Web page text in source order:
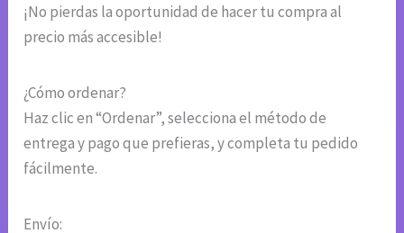
¡No pierdas la oportunidad de hacer tu compra al
precio más accesible!
¿Cómo ordenar?
Haz clic en “Ordenar”, selecciona el método de
entrega y pago que prefieras, y completa tu pedido
fácilmente.
Envío: